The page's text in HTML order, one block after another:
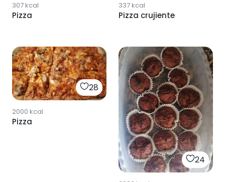
307kcal
Pizza
337kcal
Pizza crujiente
28
2000 kcal
Pizza
24